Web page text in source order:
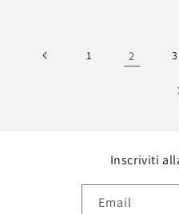
1 2 3
Inscriviti
Email